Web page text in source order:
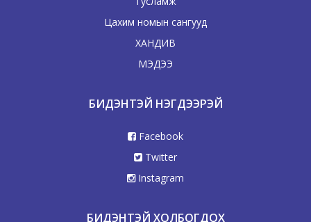
Цахим номын сангууд
ХАНДИВ
МЭДЭЭ
БИДЭНТЭЙ НЭГДЭЭРЭЙ
Facebook
Twitter
Instagram
БИДЭНТЭЙ ХОЛБОГДОХ